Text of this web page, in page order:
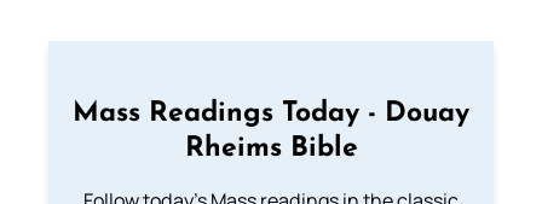
Mass Readings Today - Douay
Rheims Bible